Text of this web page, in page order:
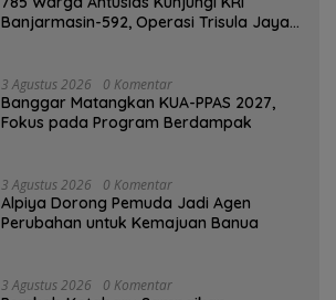
Banjarmasin-592, Operasi Trisula Jaya
3 Agustus 2026 0 Komentar
‎Banggar Matangkan KUA-PPAS 2027,
Fokus pada Program Berdampak
3 Agustus 2026 0 Komentar
‎Alpiya Dorong Pemuda Jadi Agen
Perubahan untuk Kemajuan Banua ‎
3 Agustus 2026 0 Komentar